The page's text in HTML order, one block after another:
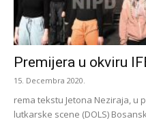
Premijera u okviru
15. Decembra 2020.
rema tekstu Jetona Neziraja, u
lutkarske scene (DOLS)